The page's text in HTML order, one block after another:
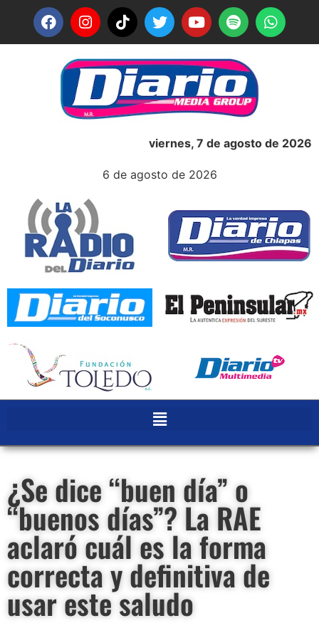
viernes, 7 de agosto de 2026
6 de agosto de 2026
¿Se dice “buen día” o
“buenos días”? La RAE
aclaró cuál es la forma
correcta y definitiva de
usar este saludo